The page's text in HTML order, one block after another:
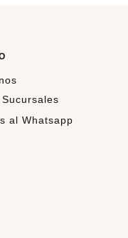
al Whatsapp